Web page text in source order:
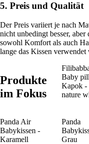
5. Preis und Qualität
Der Preis variiert je nach
nicht unbedingt besser,
sowohl Komfort als auch
lange das Kissen
Produkte
im Fokus
Baby
Kapok -
nature
Panda Air
Babykissen -
Karamell
Panda
Grau